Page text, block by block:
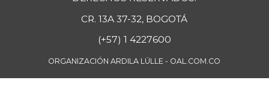
CR. 13A 37-32, BOGOTÁ
(+57) 1 4227600
ORGANIZACIÓN ARDILA LÜLLE - OAL.COM.CO